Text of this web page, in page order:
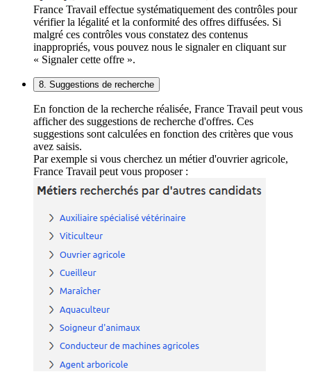
France Travail effectue systématiquement des contrôles pour
vérifier la légalité et la conformité des offres diffusées. Si
malgré ces contrôles vous constatez des contenus
inappropriés, vous pouvez nous le signaler en cliquant sur
« Signaler cette offre ».
8. Suggestions de recherche
En fonction de la recherche réalisée, France Travail peut vous
afficher des suggestions de recherche d'offres. Ces
suggestions sont calculées en fonction des critères que vous
avez saisis.
Par exemple si vous cherchez un métier d'ouvrier agricole,
France Travail peut vous proposer :